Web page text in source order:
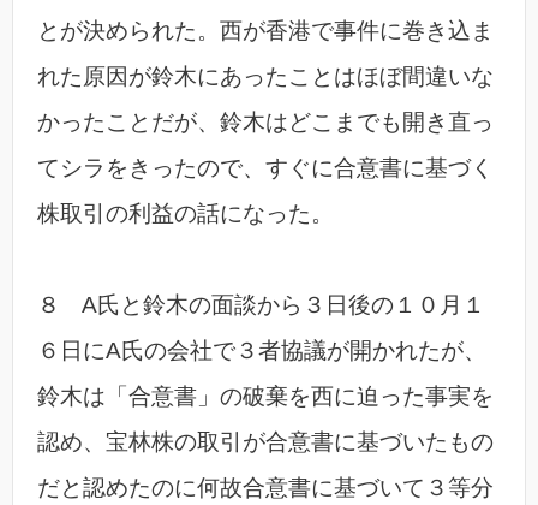
とが決められた。西が香港で事件に巻き込ま
れた原因が鈴木にあったことはほぼ間違いな
かったことだが、鈴木はどこまでも開き直っ
てシラをきったので、すぐに合意書に基づく
株取引の利益の話になった。
８ A氏と鈴木の面談から３日後の１０月１
６日にA氏の会社で３者協議が開かれたが、
鈴木は「合意書」の破棄を西に迫った事実を
認め、宝林株の取引が合意書に基づいたもの
だと認めたのに何故合意書に基づいて３等分